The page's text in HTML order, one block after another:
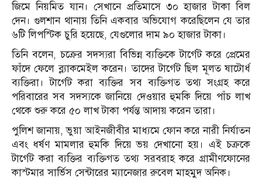
জিমে নিয়মিত যান। সেখানে প্রতিমাসে ৩০ হাজার টাকা বিল
দেন। গুলশান থানায় তিনি একবার অভিযোগ করেছিলেন যে তার
৬টি লিপস্টিক চুরি হয়েছে, যেগুলোর দাম ৯০ হাজার টাকা।
তিনি বলেন, চক্রের সদস্যরা বিভিন্ন ব্যক্তিকে টার্গেট করে প্রেমের
ফাঁদে ফেলে ব্ল্যাকমেইল করেন। তাদের টার্গেট ছিল মূলত ষাটোর্ধ
ব্যক্তিরা। টার্গেট করা ব্যক্তির সব ব্যক্তিগত তথ্য সংগ্রহ করে
পরিবারের সব সদস্যকে জানিয়ে দেওয়ার হুমকি দিয়ে পাঁচ লাখ
থেকে শুরু করে ৫০ লাখ টাকা পর্যন্ত আদায় করেন তারা।
পুলিশ জানায়, ভুয়া আইনজীবীর মাধ্যমে ফোন করে নারী নির্যাতন
এবং ধর্ষণ মামলার হুমকি দিয়ে ভয় দেখানো হয়। এই চক্রকে
টার্গেট করা ব্যক্তির ব্যক্তিগত তথ্য সরবরাহ করে গ্রামীণফোনের
কাস্টমার সার্ভিস সেন্টারের ম্যানেজার রুবেল মাহমুদ অনিক।